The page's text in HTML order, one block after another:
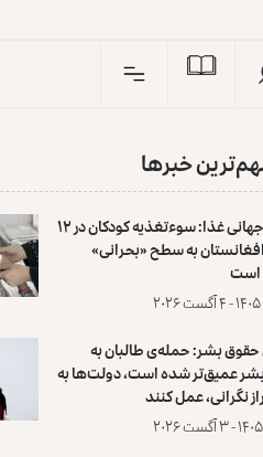
خبرها
برنامه جهانی غذا: سوءتغذیه کودکان در ۱۲
به سطح «بحرانی»
است
حقوق بشر: حمله‌ی طالبان به
عمیق‌تر شده است، دولت‌ها به
نگرانی، عمل کنند